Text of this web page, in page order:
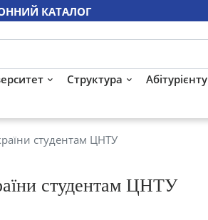
КАТАЛОГ
Структура Абітурієнту
студентам ЦНТУ
студентам ЦНТУ